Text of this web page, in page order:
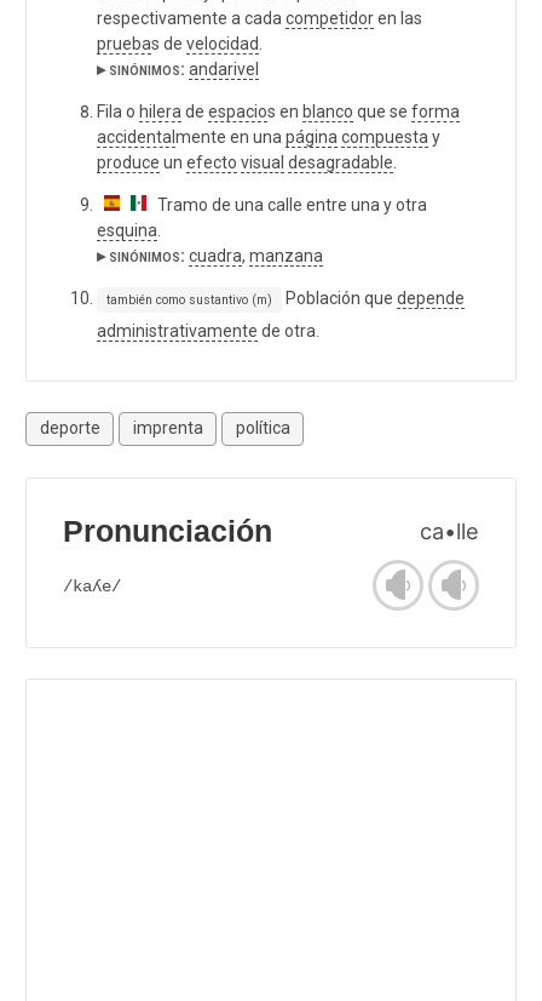
respectivamente a cada competidoren las
pruebas de velocidad
▸ sinónimos: andarivel
Fila o hilera de espacios en blanco que se forma
accidental mente en una página compuesta y
produce un efecto visual desagradable
Tramo de una calle entre una y otra
esquina
▸ sinónimos: cuadra, manzana
también como sustantivo (m) Población que depende
administrativamente de otra.
deporte imprenta política
Pronunciación ca•lle
/kaʎe/